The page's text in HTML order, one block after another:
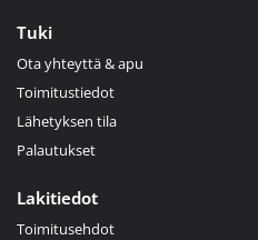
Tuki
Ota yhteyttä & apu
Toimitustiedot
Lähetyksen tila
Palautukset
Lakitiedot
Toimitusehdot